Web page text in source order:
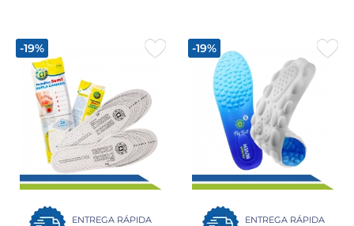
-19%
ENTREGA RÁPIDA
-19%
ENTREGA RÁPIDA